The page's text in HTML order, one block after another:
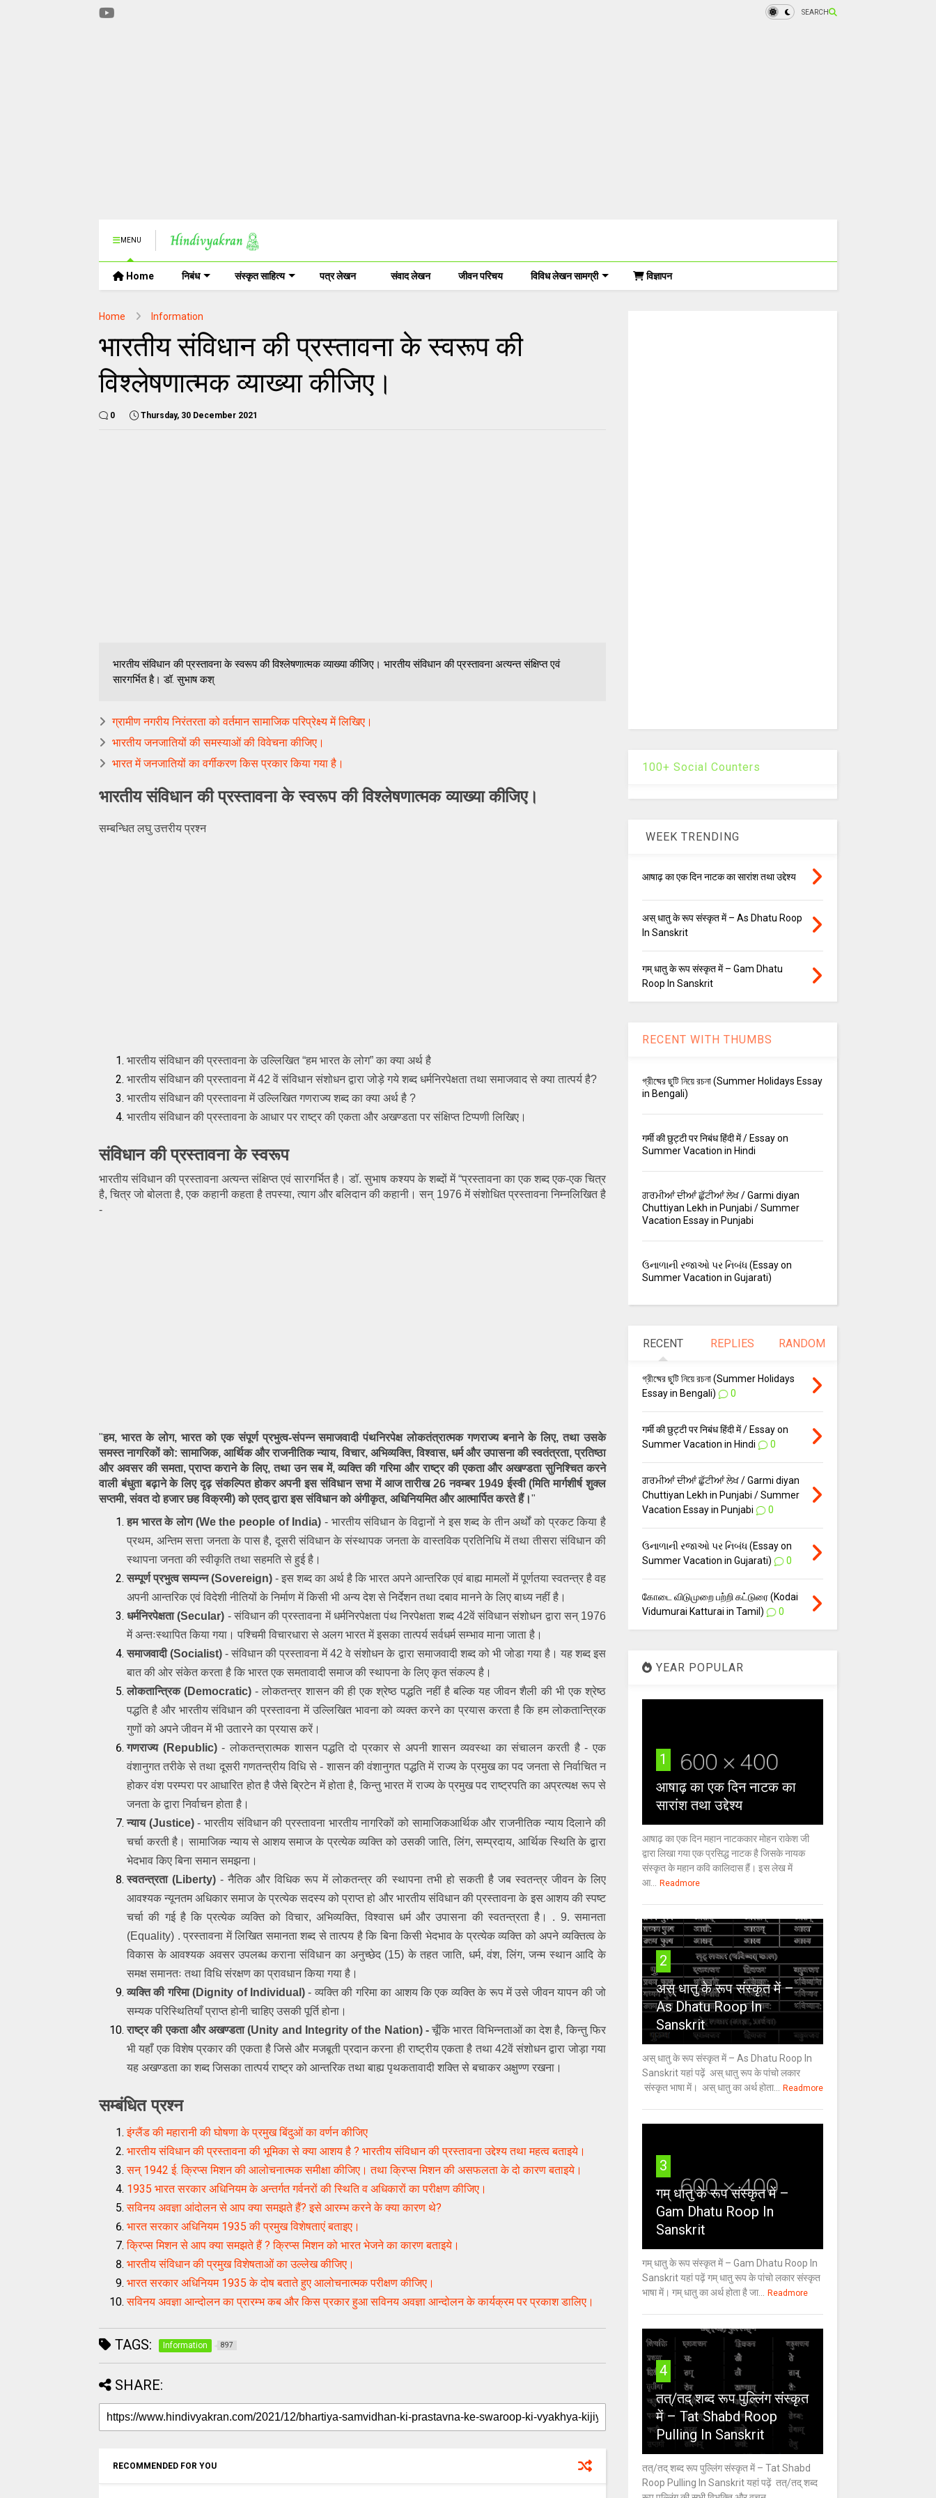
SEARCH
MENU
Home निबंध संस्कृत साहित्य पत्र लेखन संवाद लेखन जीवन परिचय विविध लेखन सामग्री विज्ञापन
Home Information
भारतीय संविधान की प्रस्तावना के स्वरूप की
विश्लेषणात्मक व्याख्या कीजिए।
0 Thursday, 30 December 2021
भारतीय संविधान की प्रस्तावना के स्वरूप की विश्लेषणात्मक व्याख्या कीजिए। भारतीय संविधान की प्रस्तावना अत्यन्त संक्षिप्त एवं
सारगर्भित है। डॉ. सुभाष कश्
ग्रामीण नगरीय निरंतरता को वर्तमान सामाजिक परिप्रेक्ष्य में लिखिए।
भारतीय जनजातियों की समस्याओं की विवेचना कीजिए।
भारत में जनजातियों का वर्गीकरण किस प्रकार किया गया है।
भारतीय संविधान की प्रस्तावना के स्वरूप की विश्लेषणात्मक व्याख्या कीजिए।
सम्बन्धित लघु उत्तरीय प्रश्न
भारतीय संविधान की प्रस्तावना के उल्लिखित “हम भारत के लोग” का क्या अर्थ है
भारतीय संविधान की प्रस्तावना में 42 वें संविधान संशोधन द्वारा जोड़े गये शब्द धर्मनिरपेक्षता तथा समाजवाद से क्या तात्पर्य है?
भारतीय संविधान की प्रस्तावना में उल्लिखित गणराज्य शब्द का क्या अर्थ है ?
भारतीय संविधान की प्रस्तावना के आधार पर राष्ट्र की एकता और अखण्डता पर संक्षिप्त टिप्पणी लिखिए।
संविधान की प्रस्तावना के स्वरूप
भारतीय संविधान की प्रस्तावना अत्यन्त संक्षिप्त एवं सारगर्भित है। डॉ. सुभाष कश्यप के शब्दों में “प्रस्तावना का एक शब्द एक-एक चित्र
है, चित्र जो बोलता है, एक कहानी कहता है तपस्या, त्याग और बलिदान की कहानी। सन् 1976 में संशोधित प्रस्तावना निम्नलिखित है
-
"हम, भारत के लोग, भारत को एक संपूर्ण प्रभुत्व-संपन्न समाजवादी पंथनिरपेक्ष लोकतंत्रात्मक गणराज्य बनाने के लिए, तथा उसके
समस्त नागरिकों को: सामाजिक, आर्थिक और राजनीतिक न्याय, विचार, अभिव्यक्ति, विश्वास, धर्म और उपासना की स्वतंत्रता, प्रतिष्ठा
और अवसर की समता, प्राप्त कराने के लिए, तथा उन सब में, व्यक्ति की गरिमा और राष्ट्र की एकता और अखण्डता सुनिश्चित करने
वाली बंधुता बढ़ाने के लिए दृढ़ संकल्पित होकर अपनी इस संविधान सभा में आज तारीख 26 नवम्बर 1949 ईस्वी (मिति मार्गशीर्ष शुक्ल
सप्तमी, संवत दो हजार छह विक्रमी) को एतद् द्वारा इस संविधान को अंगीकृत, अधिनियमित और आत्मार्पित करते हैं।"
हम भारत के लोग (We the people of India) - भारतीय संविधान के विद्वानों ने इस शब्द के तीन अर्थों को प्रकट किया है
प्रथम, अन्तिम सत्ता जनता के पास है, दूसरी संविधान के संस्थापक जनता के वास्तविक प्रतिनिधि में तथा तीसरा संविधान की
स्थापना जनता की स्वीकृति तथा सहमति से हुई है।
सम्पूर्ण प्रभुत्व सम्पन्न (Sovereign) - इस शब्द का अर्थ है कि भारत अपने आन्तरिक एवं बाह्य मामलों में पूर्णतया स्वतन्त्र है वह
अपनी आन्तरिक एवं विदेशी नीतियों के निर्माण में किसी भी अन्य देश से निर्देशन तथा दबाव मानने के लिए बाध्य नहीं है।
धर्मनिरपेक्षता (Secular) - संविधान की प्रस्तावना में धर्मनिरपेक्षता पंथ निरपेक्षता शब्द 42वें संविधान संशोधन द्वारा सन् 1976
में अन्तःस्थापित किया गया। पश्चिमी विचारधारा से अलग भारत में इसका तात्पर्य सर्वधर्म सम्भाव माना जाता है।
समाजवादी (Socialist) - संविधान की प्रस्तावना में 42 वे संशोधन के द्वारा समाजवादी शब्द को भी जोडा गया है। यह शब्द इस
बात की ओर संकेत करता है कि भारत एक समतावादी समाज की स्थापना के लिए कृत संकल्प है।
लोकतान्त्रिक (Democratic) - लोकतन्त्र शासन की ही एक श्रेष्ठ पद्धति नहीं है बल्कि यह जीवन शैली की भी एक श्रेष्ठ
पद्धति है और भारतीय संविधान की प्रस्तावना में उल्लिखित भावना को व्यक्त करने का प्रयास करता है कि हम लोकतान्त्रिक
गुणों को अपने जीवन में भी उतारने का प्रयास करें।
गणराज्य (Republic) - लोकतन्त्रात्मक शासन पद्धति दो प्रकार से अपनी शासन व्यवस्था का संचालन करती है - एक
वंशानुगत तरीके से तथा दूसरी गणतन्त्रीय विधि से - शासन की वंशानुगत पद्धति में राज्य के प्रमुख का पद जनता से निर्वाचित न
होकर वंश परम्परा पर आधारित होत है जैसे ब्रिटेन में होता है, किन्तु भारत में राज्य के प्रमुख पद राष्ट्रपति का अप्रत्यक्ष रूप से
जनता के द्वारा निर्वाचन होता है।
न्याय (Justice) - भारतीय संविधान की प्रस्तावना भारतीय नागरिकों को सामाजिकआर्थिक और राजनीतिक न्याय दिलाने की
चर्चा करती है। सामाजिक न्याय से आशय समाज के प्रत्येक व्यक्ति को उसकी जाति, लिंग, सम्प्रदाय, आर्थिक स्थिति के द्वारा
भेदभाव किए बिना समान समझना।
स्वतन्त्रता (Liberty) - नैतिक और विधिक रूप में लोकतन्त्र की स्थापना तभी हो सकती है जब स्वतन्त्र जीवन के लिए
आवश्यक न्यूनतम अधिकार समाज के प्रत्येक सदस्य को प्राप्त हो और भारतीय संविधान की प्रस्तावना के इस आशय की स्पष्ट
चर्चा की गई है कि प्रत्येक व्यक्ति को विचार, अभिव्यक्ति, विश्वास धर्म और उपासना की स्वतन्त्रता है। . 9. समानता
(Equality) . प्रस्तावना में लिखित समानता शब्द से तात्पय है कि बिना किसी भेदभाव के प्रत्येक व्यक्ति को अपने व्यक्तित्व के
विकास के आवश्यक अवसर उपलब्ध कराना संविधान का अनुच्छेद (15) के तहत जाति, धर्म, वंश, लिंग, जन्म स्थान आदि के
समक्ष समानतः तथा विधि संरक्षण का प्रावधान किया गया है।
व्यक्ति की गरिमा (Dignity of Individual) - व्यक्ति की गरिमा का आशय कि एक व्यक्ति के रूप में उसे जीवन यापन की जो
सम्यक परिस्थितियाँ प्राप्त होनी चाहिए उसकी पूर्ति होना।
राष्ट्र की एकता और अखण्डता (Unity and Integrity of the Nation) - चूँकि भारत विभिन्नताओं का देश है, किन्तु फिर
भी यहाँ एक विशेष प्रकार की एकता है जिसे और मजबूती प्रदान करना ही राष्ट्रीय एकता है तथा 42वें संशोधन द्वारा जोड़ा गया
यह अखण्डता का शब्द जिसका तात्पर्य राष्ट्र को आन्तरिक तथा बाह्य पृथकतावादी शक्ति से बचाकर अक्षुण्ण रखना।
सम्बंधित प्रश्न
इंग्लैंड की महारानी की घोषणा के प्रमुख बिंदुओं का वर्णन कीजिए
भारतीय संविधान की प्रस्तावना की भूमिका से क्या आशय है ? भारतीय संविधान की प्रस्तावना उद्देश्य तथा महत्व बताइये।
सन् 1942 ई. क्रिप्स मिशन की आलोचनात्मक समीक्षा कीजिए। तथा क्रिप्स मिशन की असफलता के दो कारण बताइये।
1935 भारत सरकार अधिनियम के अन्तर्गत गर्वनरों की स्थिति व अधिकारों का परीक्षण कीजिए।
सविनय अवज्ञा आंदोलन से आप क्या समझते हैं? इसे आरम्भ करने के क्या कारण थे?
भारत सरकार अधिनियम 1935 की प्रमुख विशेषताएं बताइए।
क्रिप्स मिशन से आप क्या समझते हैं ? क्रिप्स मिशन को भारत भेजने का कारण बताइये।
भारतीय संविधान की प्रमुख विशेषताओं का उल्लेख कीजिए।
भारत सरकार अधिनियम 1935 के दोष बताते हुए आलोचनात्मक परीक्षण कीजिए।
सविनय अवज्ञा आन्दोलन का प्रारम्भ कब और किस प्रकार हुआ सविनय अवज्ञा आन्दोलन के कार्यक्रम पर प्रकाश डालिए।
TAGS: Information 897
SHARE:
RECOMMENDED FOR YOU
100+ Social Counters
WEEK TRENDING
आषाढ़ का एक दिन नाटक का सारांश तथा उद्देश्य
अस् धातु के रूप संस्कृत में – As Dhatu Roop
In Sanskrit
गम् धातु के रूप संस्कृत में – Gam Dhatu
Roop In Sanskrit
RECENT WITH THUMBS
গ্রীষ্মের ছুটি নিয়ে রচনা (Summer Holidays Essay
in Bengali)
गर्मी की छुट्टी पर निबंध हिंदी में / Essay on
Summer Vacation in Hindi
ਗਰਮੀਆਂ ਦੀਆਂ ਛੁੱਟੀਆਂ ਲੇਖ / Garmi diyan
Chuttiyan Lekh in Punjabi / Summer
Vacation Essay in Punjabi
ઉનાળાની રજાઓ પર નિબંધ (Essay on
Summer Vacation in Gujarati)
RECENT REPLIES RANDOM
গ্রীষ্মের ছুটি নিয়ে রচনা (Summer Holidays
Essay in Bengali)
0
गर्मी की छुट्टी पर निबंध हिंदी में / Essay on
Summer Vacation in Hindi
0
ਗਰਮੀਆਂ ਦੀਆਂ ਛੁੱਟੀਆਂ ਲੇਖ / Garmi diyan
Chuttiyan Lekh in Punjabi / Summer
Vacation Essay in Punjabi
0
ઉનાળાની રજાઓ પર નિબંધ (Essay on
Summer Vacation in Gujarati)
0
கோடை விடுமுறை பற்றி கட்டுரை (Kodai
Vidumurai Katturai in Tamil)
0
YEAR POPULAR
1
आषाढ़ का एक दिन नाटक का
सारांश तथा उद्देश्य
आषाढ़ का एक दिन महान नाटककार मोहन राकेश जी
द्वारा लिखा गया एक प्रसिद्ध नाटक है जिसके नायक
संस्कृत के महान कवि कालिदास हैं। इस लेख में
आ... Readmore
2
अस् धातु के रूप संस्कृत में –
As Dhatu Roop In
Sanskrit
अस् धातु के रूप संस्कृत में – As Dhatu Roop In
Sanskrit यहां पढ़ें अस् धातु रूप के पांचो लकार
संस्कृत भाषा में। अस् धातु का अर्थ होता... Readmore
3
गम् धातु के रूप संस्कृत में –
Gam Dhatu Roop In
Sanskrit
गम् धातु के रूप संस्कृत में – Gam Dhatu Roop In
Sanskrit यहां पढ़ें गम् धातु रूप के पांचो लकार संस्कृत
भाषा में। गम् धातु का अर्थ होता है जा... Readmore
4
तत्/तद् शब्द रूप पुल्लिंग संस्कृत
में – Tat Shabd Roop
Pulling In Sanskrit
तत्/तद् शब्द रूप पुल्लिंग संस्कृत में – Tat Shabd
Roop Pulling In Sanskrit यहां पढ़ें तत्/तद् शब्द